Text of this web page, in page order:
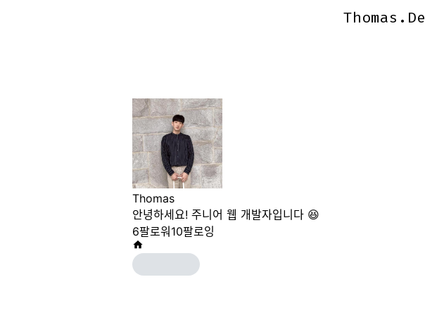
Thomas
안녕하세요! 주니어 웹 개발자입니다 😆
6팔로워 10팔로잉